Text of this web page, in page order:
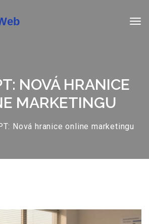
NOVÁ HRANICE
MARKETINGU
Nová hranice online marketingu